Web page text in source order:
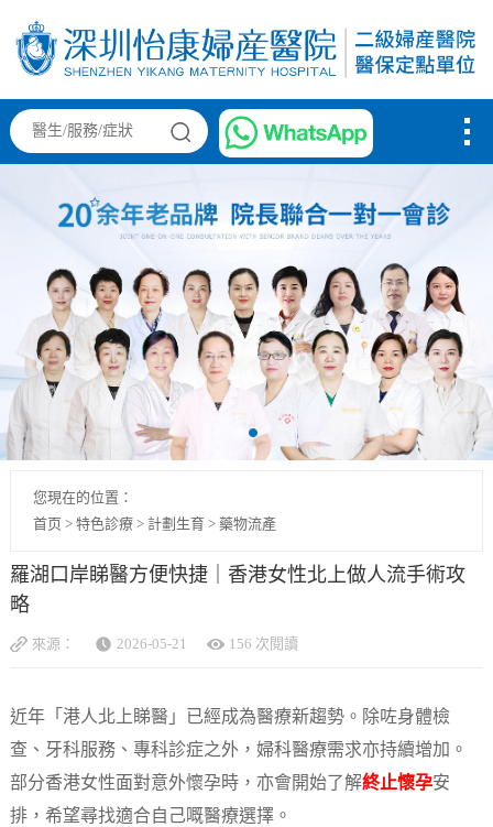
您現在的位置：
首页 > 特色診療> 計劃生育> 藥物流產
羅湖口岸睇醫方便快捷｜香港女性北上做人流手術攻
略
來源： 2026-05-21 156 次閱讀
近年「港人北上睇醫」已經成為醫療新趨勢。除咗身體檢
查、牙科服務、專科診症之外，婦科醫療需求亦持續增加。
部分香港女性面對意外懷孕時，亦會開始了解終止懷孕安
排，希望尋找適合自己嘅醫療選擇。